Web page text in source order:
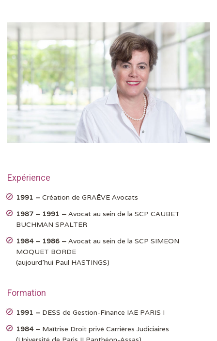
Expérience
1991 – Création de GRAËVE Avocats
1987 – 1991 – Avocat au sein de la SCP CAUBET
BUCHMAN SPALTER
1984 – 1986 – Avocat au sein de la SCP SIMEON
MOQUET BORDE
(aujourd’hui Paul HASTINGS)
Formation
1991 – DESS de Gestion-Finance IAE PARIS I
1984 – Maîtrise Droit privé Carrières Judiciaires